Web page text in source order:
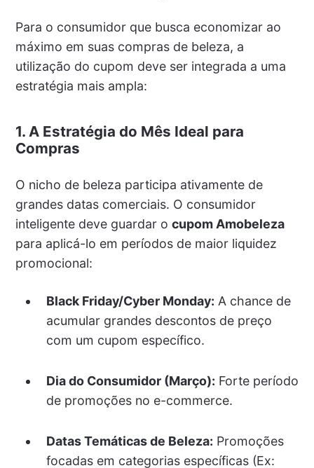
Para o consumidor que busca economizar ao
máximo em suas compras de beleza, a
utilização do cupom deve ser integrada a uma
estratégia mais ampla:
1. A Estratégia do Mês Ideal para
Compras
O nicho de beleza participa ativamente de
grandes datas comerciais. O consumidor
inteligente deve guardar o cupom Amobeleza
para aplicá-lo em períodos de maior liquidez
promocional:
Black Friday/Cyber Monday: A chance de
acumular grandes descontos de preço
com um cupom específico.
Dia do Consumidor (Março): Forte período
de promoções no e-commerce.
Datas Temáticas de Beleza: Promoções
focadas em categorias específicas (Ex: